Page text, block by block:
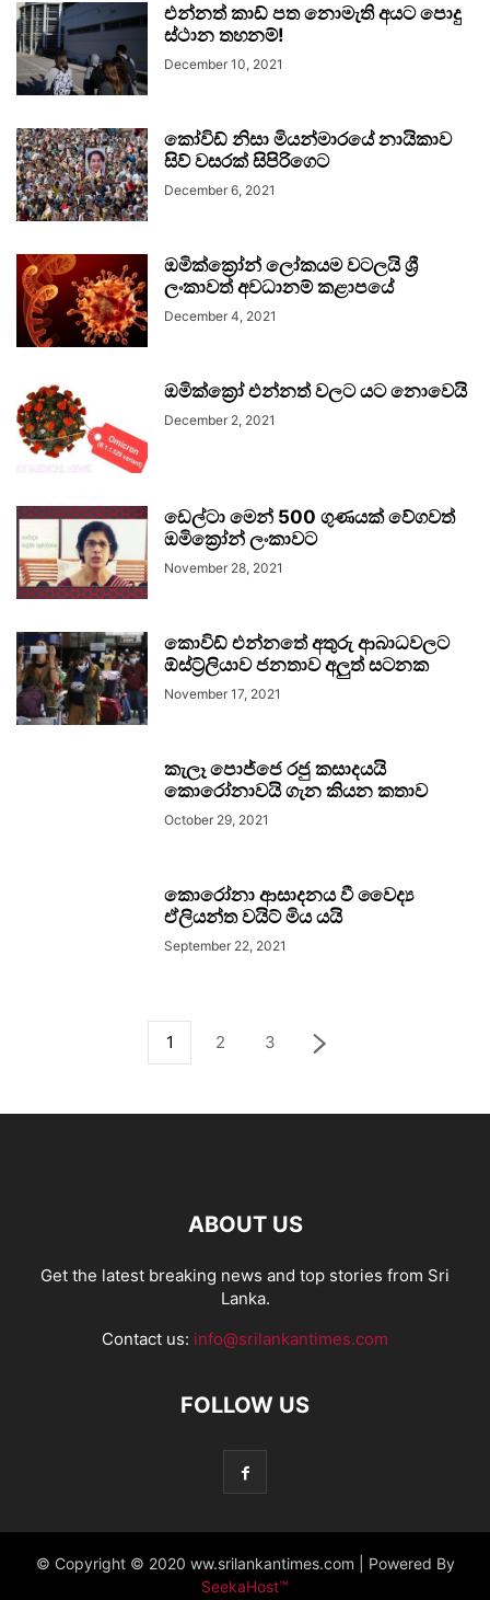
එන්නත් කාඩ් පත නොමැති අයට පොදු
ස්ථාන තහනම්!
December 10, 2021
කෝවිඩ් නිසා මියන්මාරයේ නායිකාව
සිව් වසරක් සිපිරිගෙට
December 6, 2021
ඔමික්ක්‍රෝන් ලෝකයම වටලයි ශ්‍රී
ලංකාවත් අවධානම් කළාපයේ
December 4, 2021
ඔමික්ක්‍රෝ එන්නත් වලට යට නොවෙයි
December 2, 2021
ඩෙල්ටා මෙන් 500 ගුණයක් වේගවත්
ඔමික්‍රෝන් ලංකාවට
November 28, 2021
කොවිඩ් එන්නතේ අතුරු ආබාධවලට
ඕස්ට්‍ර්ලියාව ජනතාව අලුත් සටනක
November 17, 2021
කැලෑ පොජ්ජෙ රජු කසාදයයි
කොරෝනාවයි ගැන කියන කතාව
October 29, 2021
කොරෝනා ආසාදනය වී වෛද්‍ය
ඒලියන්ත වයිට් මිය යයි
September 22, 2021
1 2 3
ABOUT US
Get the latest breaking news and top stories from Sri
Lanka.
Contact us: info@srilankantimes.com
FOLLOW US
© Copyright © 2020 ww.srilankantimes.com | Powered By
SeekaHost™